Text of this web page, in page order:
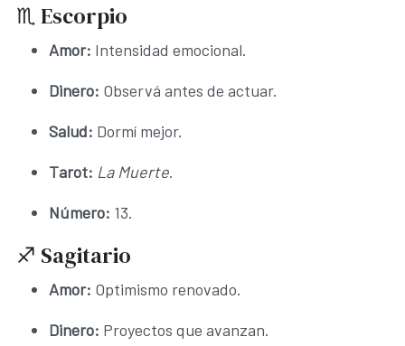
♏ Escorpio
Amor: Intensidad emocional.
Dinero: Observá antes de actuar.
Salud: Dormí mejor.
Tarot: La Muerte.
Número: 13.
♐ Sagitario
Amor: Optimismo renovado.
Dinero: Proyectos que avanzan.